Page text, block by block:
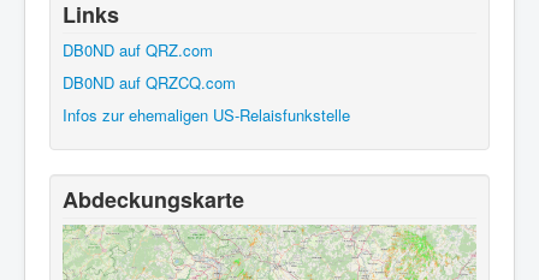
Links
DB0ND auf QRZ.com
DB0ND auf QRZCQ.com
Infos zur ehemaligen US-Relaisfunkstelle
Abdeckungskarte